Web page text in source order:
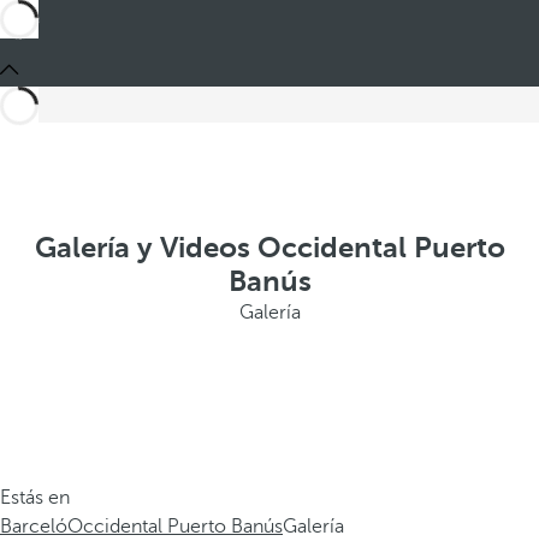
Galería y Videos Occidental Puerto
Banús
Galería
Estás en
BarcelóOccidental Puerto BanúsGalería